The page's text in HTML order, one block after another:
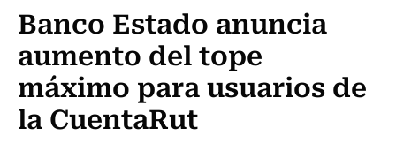
Banco Estado anuncia
aumento del tope
máximo para usuarios de
la CuentaRut